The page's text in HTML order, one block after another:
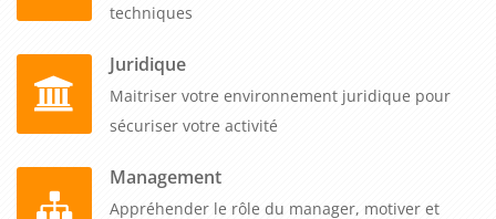
techniques
Juridique
Maitriser votre environnement juridique pour
sécuriser votre activité
Management
Appréhender le rôle du manager, motiver et